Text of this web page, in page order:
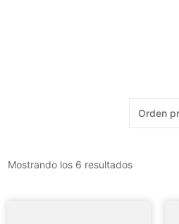
Mostrando los 6 resultados